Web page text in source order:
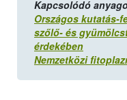
Kapcsolódó
Országos kutatás-
szőlő- és
érdekében
Nemzetközi